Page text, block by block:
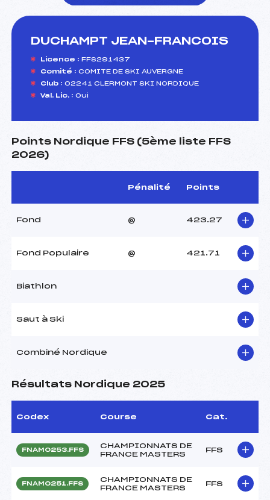
DUCHAMPT JEAN-FRANCOIS
Licence : FFS291437
Comité : COMITE DE SKI AUVERGNE
Club : 02241 CLERMONT SKI NORDIQUE
Val. Lic. : Oui
Points Nordique FFS (5ème liste FFS
2026)
Pénalité Points
Fond @ 423.27
Fond Populaire @ 421.71
Biathlon
Saut à Ski
Combiné Nordique
Résultats Nordique 2025
Codex Course Cat.
FNAM0253.FFS
CHAMPIONNATS DE
FRANCE MASTERS
FFS
FNAM0251.FFS
CHAMPIONNATS DE
FRANCE MASTERS
FFS